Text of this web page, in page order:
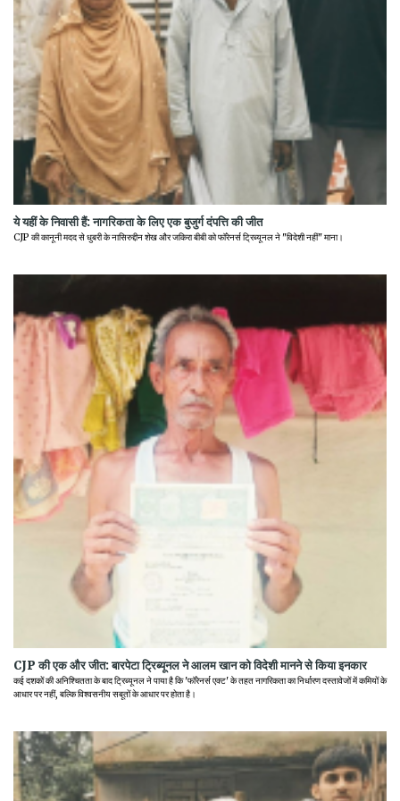
ये यहीं के निवासी हैं: नागरिकता के लिए एक बुजुर्ग दंपत्ति की जीत
CJP की कानूनी मदद से धुबरी के नासिरुद्दीन शेख और जकिरा बीबी को फॉरेनर्स ट्रिब्यूनल ने "विदेशी नहीं" माना।
CJP की एक और जीत: बारपेटा ट्रिब्यूनल ने आलम खान को विदेशी मानने से किया इनकार
कई दशकों की अनिश्चितता के बाद ट्रिब्यूनल ने पाया है कि 'फॉरेनर्स एक्ट' के तहत नागरिकता का निर्धारण दस्तावेजों में कमियों के
आधार पर नहीं, बल्कि विश्वसनीय सबूतों के आधार पर होता है।